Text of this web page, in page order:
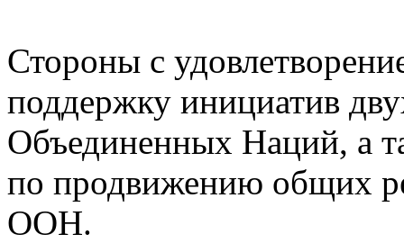
Стороны с
поддержку инициатив
Объединенных Наций, а
по продвижению общих
ООН.